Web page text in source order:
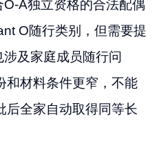
A独立资格的合法配偶
O随行类别，但需要提
及家庭成员随行问
和材料条件更窄，不能
后全家自动取得同等长